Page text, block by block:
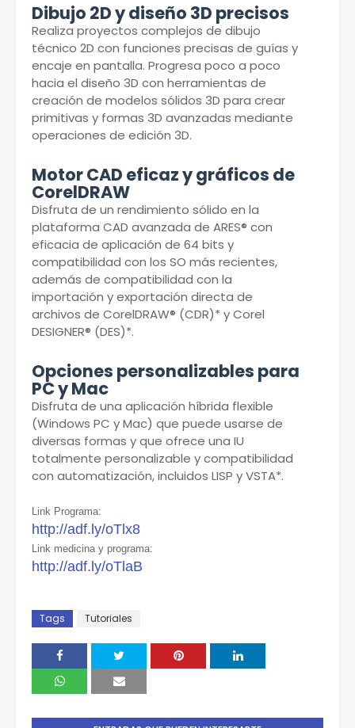
Dibujo 2D y diseño 3D precisos
Realiza proyectos complejos de dibujo
técnico 2D con funciones precisas de guías y
encaje en pantalla. Progresa poco a poco
hacia el diseño 3D con herramientas de
creación de modelos sólidos 3D para crear
primitivas y formas 3D avanzadas mediante
operaciones de edición 3D.
Motor CAD eficaz y gráficos de
CorelDRAW
Disfruta de un rendimiento sólido en la
plataforma CAD avanzada de ARES® con
eficacia de aplicación de 64 bits y
compatibilidad con los SO más recientes,
además de compatibilidad con la
importación y exportación directa de
archivos de CorelDRAW® (CDR)* y Corel
DESIGNER® (DES)*.
Opciones personalizables para
PC y Mac
Disfruta de una aplicación híbrida flexible
(Windows PC y Mac) que puede usarse de
diversas formas y que ofrece una IU
totalmente personalizable y compatibilidad
con automatización, incluidos LISP y VSTA*.
Link Programa:
http://adf.ly/oTlx8
Link medicina y programa:
http://adf.ly/oTlaB
Tags Tutoriales